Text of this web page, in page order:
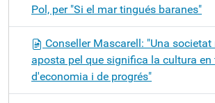
Pol, per "Si el mar tingués baranes"
Conseller Mascarell: "Una
aposta pel que significa la cultura en
d'economia i de progrés"